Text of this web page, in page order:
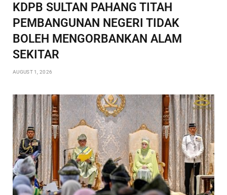
KDPB SULTAN PAHANG TITAH
PEMBANGUNAN NEGERI TIDAK
BOLEH MENGORBANKAN ALAM
SEKITAR
AUGUST 1, 2026